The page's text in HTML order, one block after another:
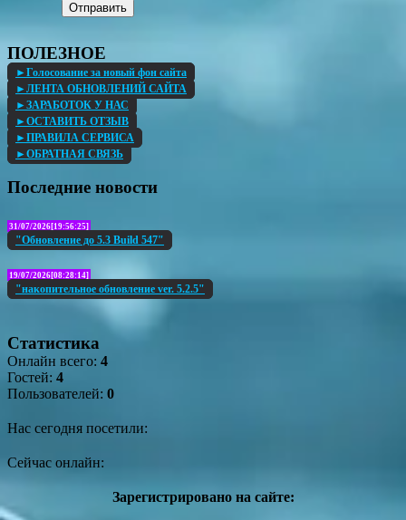
Отправить
ПОЛЕЗНОЕ
►Голосование за новый фон сайта
►ЛЕНТА ОБНОВЛЕНИЙ САЙТА
►ЗАРАБОТОК У НАС
►ОСТАВИТЬ ОТЗЫВ
►ПРАВИЛА СЕРВИСА
►ОБРАТНАЯ СВЯЗЬ
Последние новости
31/07/2026[19:56:25]
"Обновление до 5.3 Build 547"
19/07/2026[08:28:14]
"накопительное обновление ver. 5.2.5"
Статистика
Онлайн всего: 4
Гостей: 4
Пользователей: 0
Нас сегодня посетили:
Сейчас онлайн:
Зарегистрировано на сайте: